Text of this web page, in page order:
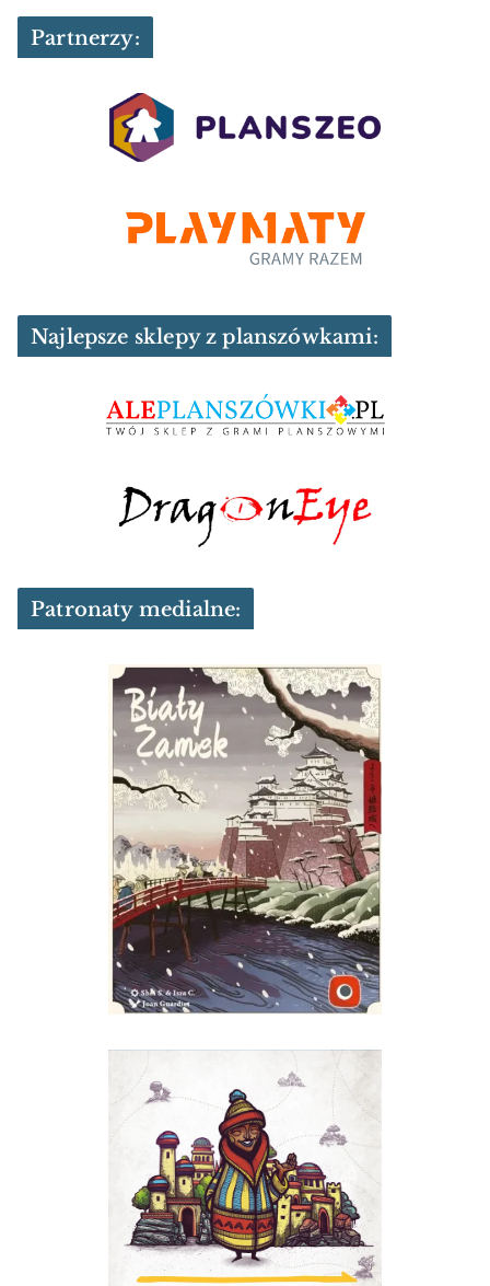
Partnerzy:
Najlepsze sklepy z planszówkami:
Patronaty medialne: